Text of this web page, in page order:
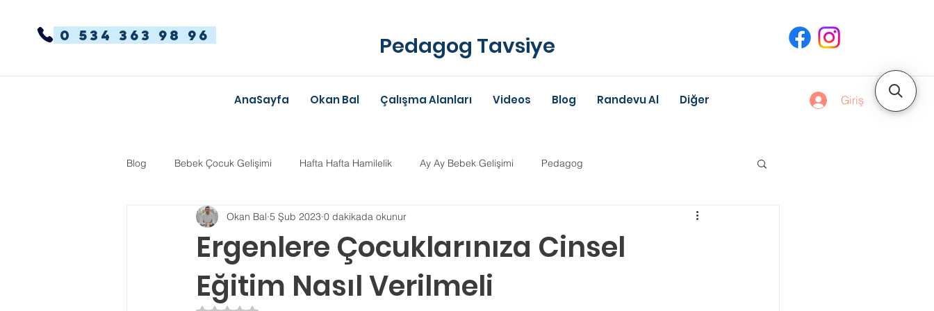
0 534 363 98 96 Pedagog Tavsiye
AnaSayfa Okan Bal Çalışma Alanları Videos Blog Randevu Al Diğer Giriş
Blog Bebek Çocuk Gelişimi Hafta Hafta Hamilelik Ay Ay Bebek Gelişimi Pedagog
Dikkat Dağınıklığı Hiperaktivite Anne-Baba Eğitimi
Kekemelik TYT-AYT Eğitim Danışmanlığı Aile Danışmanlığı
Ergenlere Çocuklarınıza Cinsel
Eğitim Nasıl Verilmeli
Okan Bal 5 Şub 2023 0 dakikada okunur